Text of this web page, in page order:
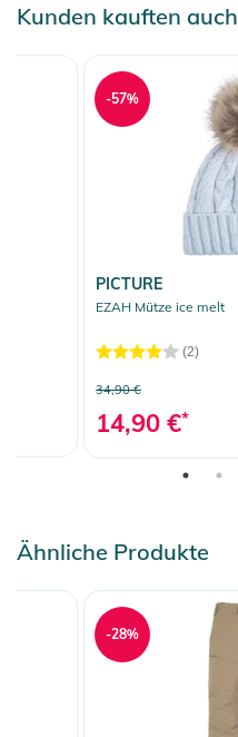
Kunden kauften auch
PICTURE
EZAH Mütze ice melt
(2)
34,90 €
14,90 €*
-57%
Ähnliche Produkte
-28%